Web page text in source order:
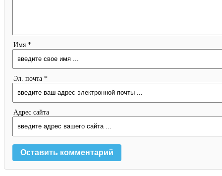
Имя *
Эл. почта *
Адрес сайта